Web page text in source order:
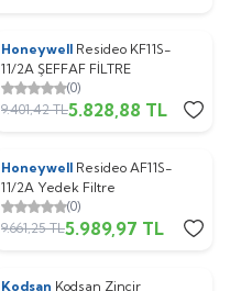
%38
Yeni
Honeywell Resideo KF11S-
11/2A ŞEFFAF FİLTRE
(0)
9.401,42TL5.828,88 TL
%38
Yeni
Honeywell Resideo AF11S-
11/2A Yedek Filtre
(0)
9.661,25TL5.989,97 TL
Kodsan Kodsan Zincir